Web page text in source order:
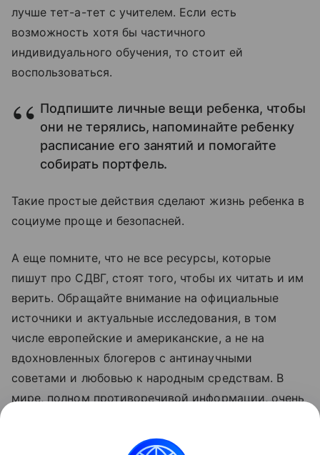
лучше тет-а-тет с учителем. Если есть
возможность хотя бы частичного
индивидуального обучения, то стоит ей
воспользоваться.
Подпишите личные вещи ребенка, чтобы
они не терялись, напоминайте ребенку
расписание его занятий и помогайте
собирать портфель.
Такие простые действия сделают жизнь ребенка в
социуме проще и безопасней.
А еще помните, что не все ресурсы, которые
пишут про СДВГ, стоят того, чтобы их читать и им
верить. Обращайте внимание на официальные
источники и актуальные исследования, в том
числе европейские и американские, а не на
вдохновленных блогеров с антинаучными
советами и любовью к народным средствам. В
мире, полном противоречивой информации, очень